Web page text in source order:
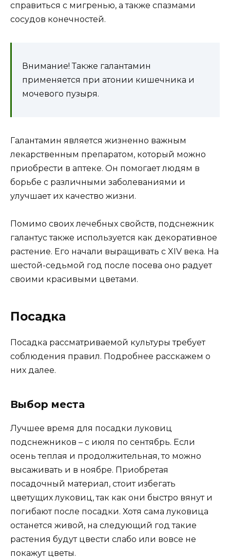
справиться с мигренью, а также спазмами
сосудов конечностей.
Внимание! Также галантамин
применяется при атонии кишечника и
мочевого пузыря.
Галантамин является жизненно важным
лекарственным препаратом, который можно
приобрести в аптеке. Он помогает людям в
борьбе с различными заболеваниями и
улучшает их качество жизни.
Помимо своих лечебных свойств, подснежник
галантус также используется как декоративное
растение. Его начали выращивать с XIV века. На
шестой-седьмой год после посева оно радует
своими красивыми цветами.
Посадка
Посадка рассматриваемой культуры требует
соблюдения правил. Подробнее расскажем о
них далее.
Выбор места
Лучшее время для посадки луковиц
подснежников – с июля по сентябрь. Если
осень теплая и продолжительная, то можно
высаживать и в ноябре. Приобретая
посадочный материал, стоит избегать
цветущих луковиц, так как они быстро вянут и
погибают после посадки. Хотя сама луковица
останется живой, на следующий год такие
растения будут цвести слабо или вовсе не
покажут цветы.